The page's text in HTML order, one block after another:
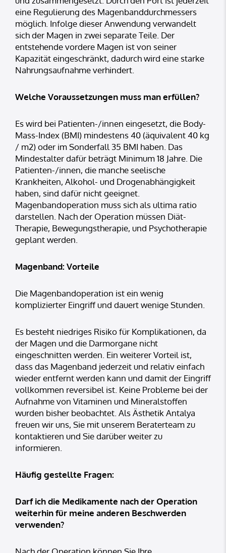
eine Regulierung des Magenbanddurchmessers
möglich. Infolge dieser Anwendung verwandelt
sich der Magen in zwei separate Teile. Der
entstehende vordere Magen ist von seiner
Kapazität eingeschränkt, dadurch wird eine starke
Nahrungsaufnahme verhindert.
Welche Voraussetzungen muss man erfüllen?
Es wird bei Patienten-/innen eingesetzt, die Body-
Mass-Index (BMI) mindestens 40 (äquivalent 40 kg
/ m2) oder im Sonderfall 35 BMI haben. Das
Mindestalter dafür beträgt Minimum 18 Jahre. Die
Patienten-/innen, die manche seelische
Krankheiten, Alkohol- und Drogenabhängigkeit
haben, sind dafür nicht geeignet.
Magenbandoperation muss sich als ultima ratio
darstellen. Nach der Operation müssen Diät-
Therapie, Bewegungstherapie, und Psychotherapie
geplant werden.
Magenband: Vorteile
Die Magenbandoperation ist ein wenig
komplizierter Eingriff und dauert wenige Stunden.
Es besteht niedriges Risiko für Komplikationen, da
der Magen und die Darmorgane nicht
eingeschnitten werden. Ein weiterer Vorteil ist,
dass das Magenband jederzeit und relativ einfach
wieder entfernt werden kann und damit der Eingriff
vollkommen reversibel ist. Keine Probleme bei der
Aufnahme von Vitaminen und Mineralstoffen
wurden bisher beobachtet. Als Ästhetik Antalya
freuen wir uns, Sie mit unserem Beraterteam zu
kontaktieren und Sie darüber weiter zu
informieren.
Häufig gestellte Fragen:
Darf ich die Medikamente nach der Operation
weiterhin für meine anderen Beschwerden
verwenden?